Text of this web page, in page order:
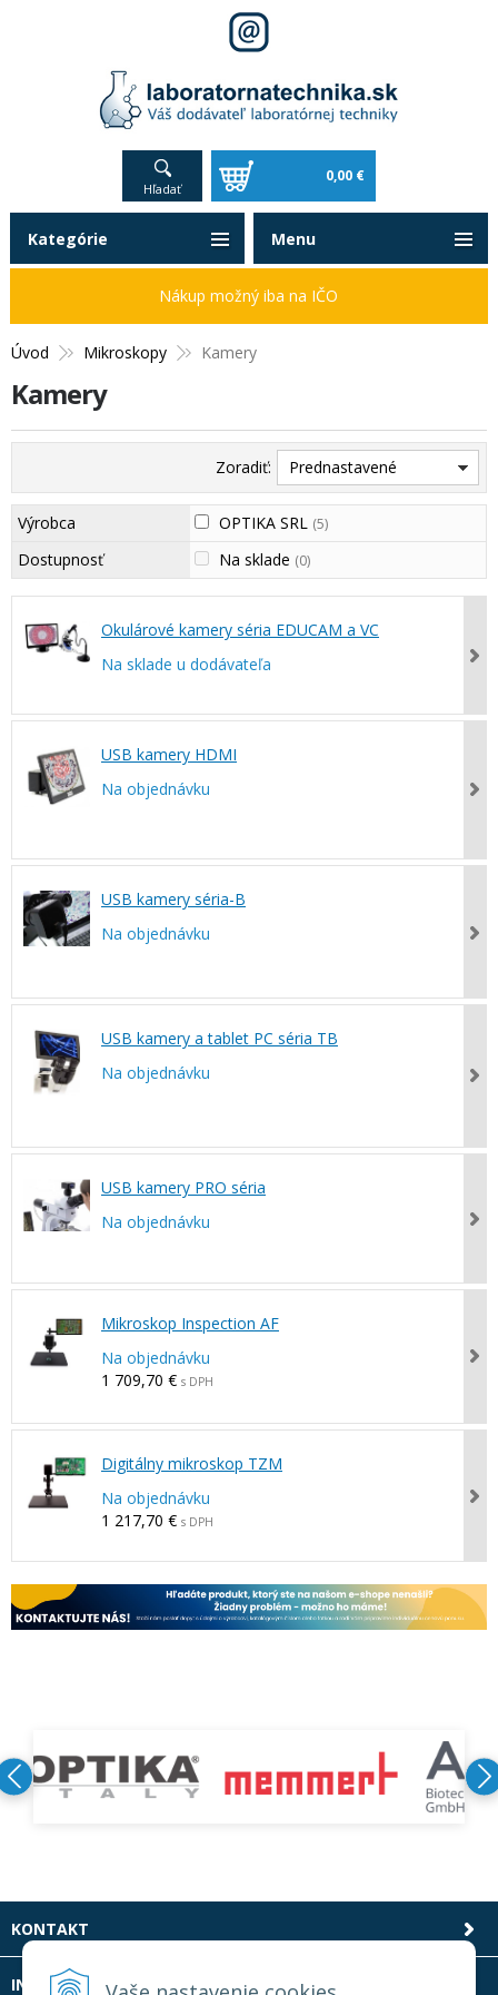
Hľadať
0,00 €
Úvod Mikroskopy Kamery
Kamery
Zoradiť: Prednastavené
Výrobca OPTIKA SRL (5)
Dostupnosť Na sklade (0)
Okulárové kamery séria EDUCAM a VC
Na sklade u dodávateľa
USB kamery HDMI
Na objednávku
USB kamery séria-B
Na objednávku
USB kamery a tablet PC séria TB
Na objednávku
USB kamery PRO séria
Na objednávku
Mikroskop Inspection AF
Na objednávku
1 709,70 € s DPH
Digitálny mikroskop TZM
Na objednávku
1 217,70 € s DPH
Kategórie
Nákup možný iba na IČO
Menu
KONTAKT
INFOLINKA